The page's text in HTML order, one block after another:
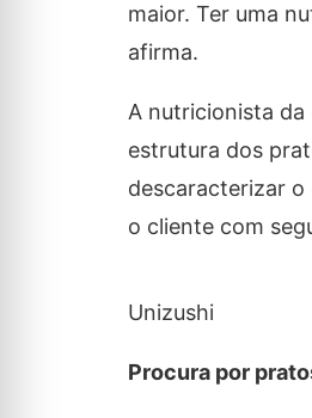
maior. Ter uma
afirma.
A nutricionista da
estrutura dos
descaracterizar
o cliente com
Unizushi
Procura por